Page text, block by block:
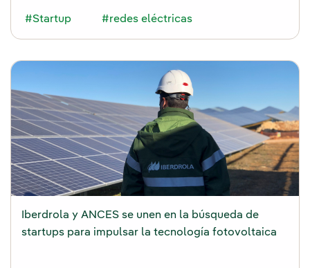
#Startup #redes eléctricas
Iberdrola y ANCES se unen en la búsqueda de
startups para impulsar la tecnología fotovoltaica